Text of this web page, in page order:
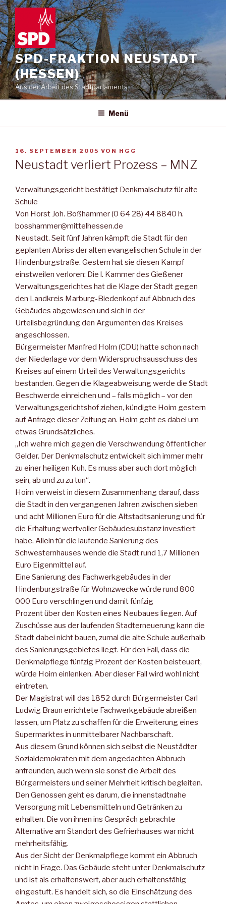
Zum
Inhalt
springen
SPD-FRAKTION NEUSTADT
(HESSEN)
Aus der Arbeit des Stadtparlaments
Menü
VERÖFFENTLICHT
AM
16. SEPTEMBER 2005 VON HGG
Neustadt verliert Prozess – MNZ
Verwaltungsgericht bestätigt Denkmalschutz für alte
Schule
Von Horst Joh. Boßhammer (0 64 28) 44 8840 h.
bosshammer@mittelhessen.de
Neustadt. Seit fünf Jahren kämpft die Stadt für den
geplanten Abriss der alten evangelischen Schule in der
Hindenburgstraße. Gestern hat sie diesen Kampf
einstweilen verloren: Die l. Kammer des Gießener
Verwaltungsgerichtes hat die Klage der Stadt gegen
den Landkreis Marburg-Biedenkopf auf Abbruch des
Gebäudes abgewiesen und sich in der
Urteilsbegründung den Argumenten des Kreises
angeschlossen.
Bürgermeister Manfred Holm (CDU) hatte schon nach
der Niederlage vor dem Widerspruchsausschuss des
Kreises auf einem Urteil des Verwaltungsgerichts
bestanden. Gegen die Klageabweisung werde die Stadt
Beschwerde einreichen und – falls möglich – vor den
Verwaltungsgerichtshof ziehen, kündigte Hoim gestern
auf Anfrage dieser Zeitung an. Hoim geht es dabei um
etwas Grundsätzliches.
„Ich wehre mich gegen die Verschwendung öffentlicher
Gelder. Der Denkmalschutz entwickelt sich immer mehr
zu einer heiligen Kuh. Es muss aber auch dort möglich
sein, ab und zu zu tun“.
Hoim verweist in diesem Zusammenhang darauf, dass
die Stadt in den vergangenen Jahren zwischen sieben
und acht Millionen Euro für die Altstadtsanierung und für
die Erhaltung wertvoller Gebäudesubstanz investiert
habe. Allein für die laufende Sanierung des
Schwesternhauses wende die Stadt rund 1,7 Millionen
Euro Eigenmittel auf.
Eine Sanierung des Fachwerkgebäudes in der
Hindenburgstraße für Wohnzwecke würde rund 800
000 Euro verschlingen und damit fünfzig
Prozent über den Kosten eines Neubaues liegen. Auf
Zuschüsse aus der laufenden Stadterneuerung kann die
Stadt dabei nicht bauen, zumal die alte Schule außerhalb
des Sanierungsgebietes liegt. Für den Fall, dass die
Denkmalpflege fünfzig Prozent der Kosten beisteuert,
würde Hoim einlenken. Aber dieser Fall wird wohl nicht
eintreten.
Der Magistrat will das 1852 durch Bürgermeister Carl
Ludwig Braun errichtete Fachwerkgebäude abreißen
lassen, um Platz zu schaffen für die Erweiterung eines
Supermarktes in unmittelbarer Nachbarschaft.
Aus diesem Grund können sich selbst die Neustädter
Sozialdemokraten mit dem angedachten Abbruch
anfreunden, auch wenn sie sonst die Arbeit des
Bürgermeisters und seiner Mehrheit kritisch begleiten.
Den Genossen geht es darum, die innenstadtnahe
Versorgung mit Lebensmitteln und Getränken zu
erhalten. Die von ihnen ins Gespräch gebrachte
Alternative am Standort des Gefrierhauses war nicht
mehrheitsfähig.
Aus der Sicht der Denkmalpflege kommt ein Abbruch
nicht in Frage. Das Gebäude steht unter Denkmalschutz
und ist als erhaltenswert, aber auch erhaltensfähig
eingestuft. Es handelt sich, so die Einschätzung des